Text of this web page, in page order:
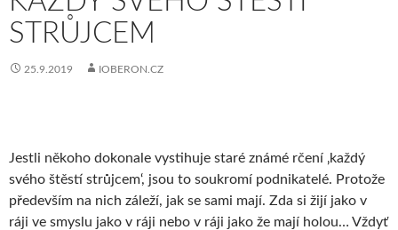
STRŮJCEM
25.9.2019 IOBERON.CZ
Jestli někoho dokonale vystihuje staré známé rčení ‚každý
svého štěstí strůjcem‘, jsou to soukromí podnikatelé. Protože
především na nich záleží, jak se sami mají. Zda si žijí jako v
ráji ve smyslu jako v ráji nebo v ráji jako že mají holou… Vždyť